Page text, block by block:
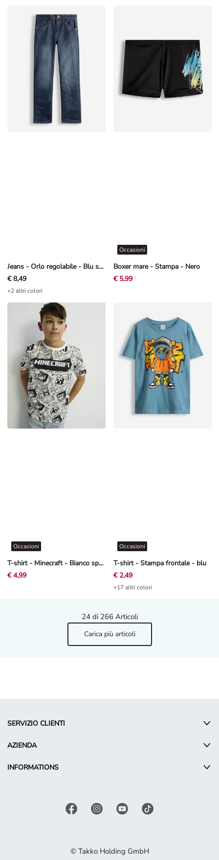
Jeans - Orlo regolabile - Blu scuro
€ 8,49
+2 altri colori
Boxer mare - Stampa - Nero
Occasioni
€ 5,99
T-shirt - Minecraft - Bianco sporco
Occasioni
€ 4,99
T-shirt - Stampa frontale - blu
Occasioni
€ 2,49
+17 altri colori
24di 266 Articoli
Carica più articoli
SERVIZIO CLIENTI
AZIENDA
INFORMATIONS
© Takko Holding GmbH